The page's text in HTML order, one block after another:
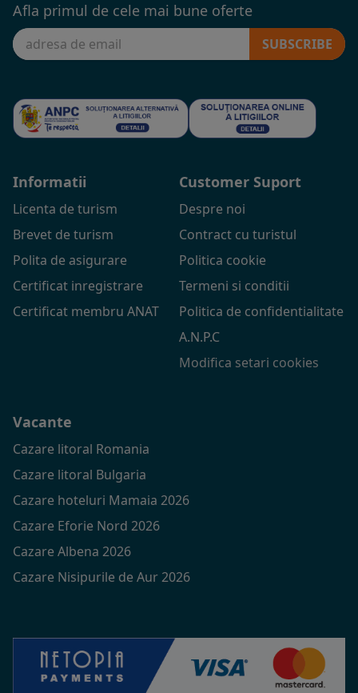
Afla primul de cele mai bune oferte
SUBSCRIBE
Informatii
Licenta de turism
Brevet de turism
Polita de asigurare
Certificat inregistrare
Certificat membru ANAT
Customer Suport
Despre noi
Contract cu turistul
Politica cookie
Termeni si conditii
Politica de confidentialitate
A.N.P.C
Modifica setari cookies
Vacante
Cazare litoral Romania
Cazare litoral Bulgaria
Cazare hoteluri Mamaia 2026
Cazare Eforie Nord 2026
Cazare Albena 2026
Cazare Nisipurile de Aur 2026